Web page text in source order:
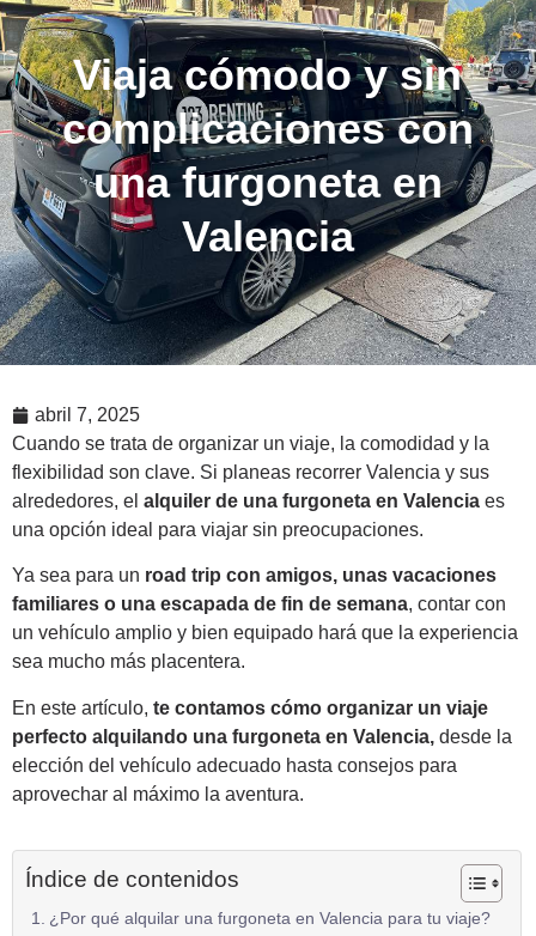
Te llamamos
Viaja cómodo y sin
complicaciones con
una furgoneta en
Valencia
abril 7, 2025
Cuando se trata de organizar un viaje, la comodidad y la
flexibilidad son clave. Si planeas recorrer Valencia y sus
alrededores, el alquiler de una furgoneta en Valencia es
una opción ideal para viajar sin preocupaciones.
Ya sea para un road trip con amigos, unas vacaciones
familiares o una escapada de fin de semana, contar con
un vehículo amplio y bien equipado hará que la experiencia
sea mucho más placentera.
En este artículo, te contamos cómo organizar un viaje
perfecto alquilando una furgoneta en Valencia, desde la
elección del vehículo adecuado hasta consejos para
aprovechar al máximo la aventura.
Índice de contenidos
¿Por qué alquilar una furgoneta en Valencia para tu viaje?